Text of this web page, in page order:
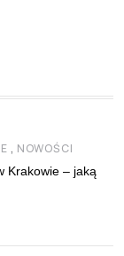
, NOWOŚCI
Krakowie – jaką